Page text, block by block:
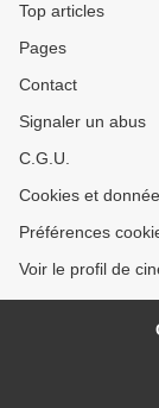
Top articles
Pages
Contact
Signaler un abus
C.G.U.
Cookies et
Préférences
Voir le profil de